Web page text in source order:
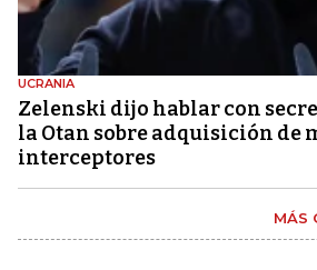
UCRANIA
Zelenski dijo hablar con
la Otan sobre adquisición de
interceptores
MÁS